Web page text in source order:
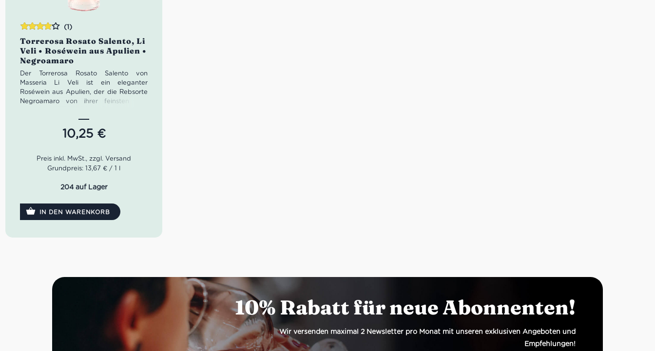
Torrerosa Rosato Salento, Li
Veli • Roséwein aus Apulien •
Negroamaro
(1)
Der Torrerosa Rosato Salento von
Masseria Li Veli ist ein eleganter
Roséwein aus Apulien, der die Rebsorte
Negroamaro von ihrer feinsten und
leuchtend, im Duft mit roter Rose und
Himbeere, am Gaumen frisch, duftig und
mit einer sehr angenehmen salzigen
Aperitif, Fischgerichte und alle, die
apulischen Rosé mit Stil und Leichtigkeit
10,25 €
Bewertet
mit4.00
von 5
Grundpreis: 13,67 € / 1 l
204 auf Lager
IN DEN WARENKORB
10% Rabatt für neue Abonnenten!
Wir versenden maximal 2 Newsletter pro Monat mit unseren exklusiven Angeboten und
Empfehlungen!